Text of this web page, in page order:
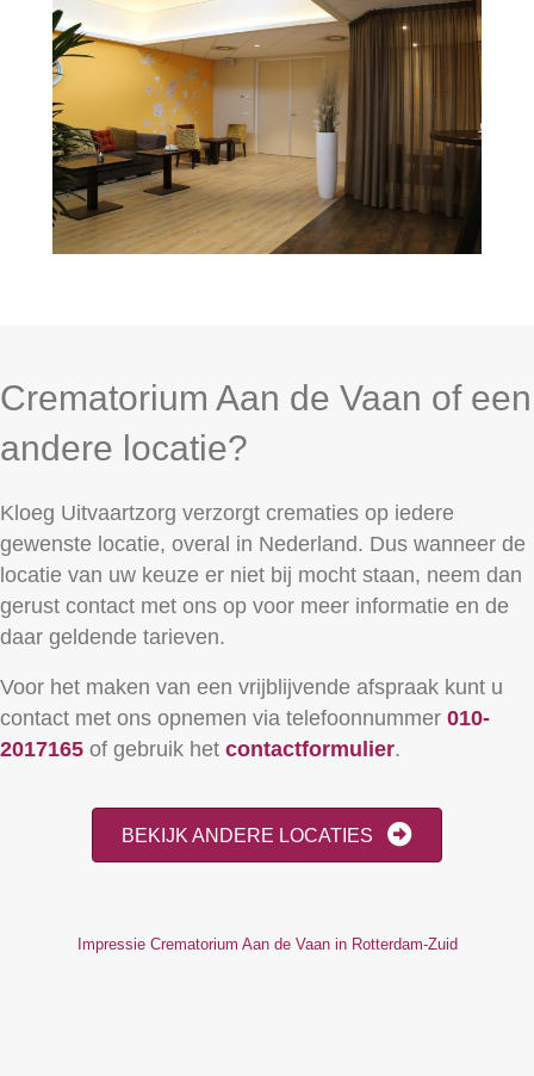
Crematorium Aan de Vaan of een
andere locatie?
Kloeg Uitvaartzorg verzorgt crematies op iedere
gewenste locatie, overal in Nederland. Dus wanneer de
locatie van uw keuze er niet bij mocht staan, neem dan
gerust contact met ons op voor meer informatie en de
daar geldende tarieven.
Voor het maken van een vrijblijvende afspraak kunt u
contact met ons opnemen via telefoonnummer 010-
2017165 of gebruik het contactformulier.
BEKIJK ANDERE LOCATIES
Impressie Crematorium Aan de Vaan in Rotterdam-Zuid